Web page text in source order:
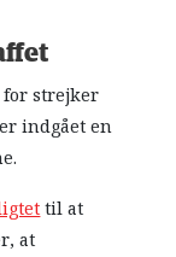
for strejker
indgået en
til at
at